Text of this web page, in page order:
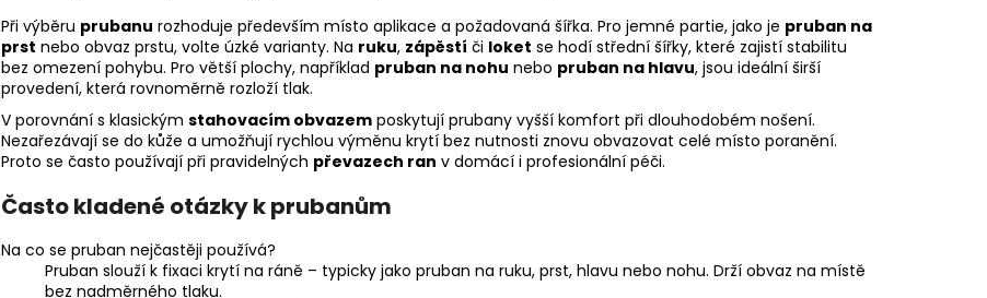
d
a
c
p
r
v
ý
Při výběru prubanu rozhoduje především místo aplikace a požadovaná šířka. Pro jemné partie, jako je pruban na
prst nebo obvaz prstu, volte úzké varianty. Na ruku, zápěstí či loket se hodí střední šířky, které zajistí stabilitu
bez omezení pohybu. Pro větší plochy, například pruban na nohu nebo pruban na hlavu, jsou ideální širší
provedení, která rovnoměrně rozloží tlak.
V porovnání s klasickým stahovacím obvazem poskytují prubany vyšší komfort při dlouhodobém nošení.
Nezařezávají se do kůže a umožňují rychlou výměnu krytí bez nutnosti znovu obvazovat celé místo poranění.
Proto se často používají při pravidelných převazech ran v domácí i profesionální péči.
Často kladené otázky k prubanům
Na co se pruban nejčastěji používá?
Pruban slouží k fixaci krytí na ráně – typicky jako pruban na ruku, prst, hlavu nebo nohu. Drží obvaz na místě
bez nadměrného tlaku.